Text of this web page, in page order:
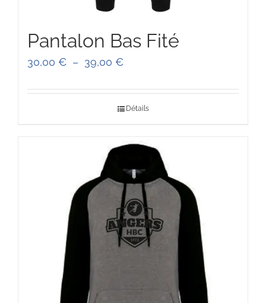
Pantalon Bas Fité
30,00 € – 39,00 €Plage
39,00 €
Détails